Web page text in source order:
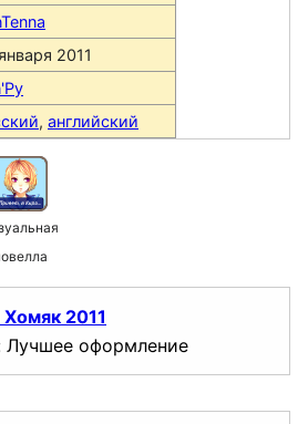
2011
, английский
2011
Лучшее оформление